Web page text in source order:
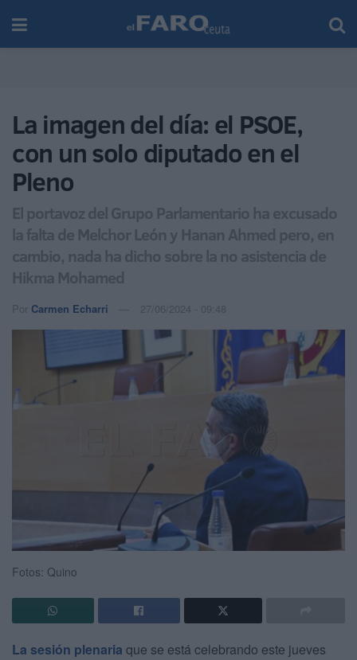
La imagen del día: el PSOE,
con un solo diputado en el
Pleno
El portavoz del Grupo Parlamentario ha excusado
la falta de Melchor León y Hanan Ahmed pero, en
cambio, nada ha dicho sobre la no asistencia de
Hikma Mohamed
Por Carmen Echarri 27/06/2024 - 09:48
Fotos: Quino
La sesión plenaria que se está celebrando este jueves